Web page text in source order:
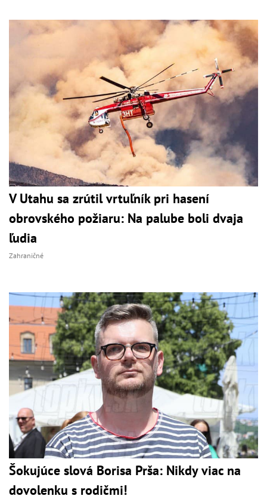
V Utahu sa zrútil vrtuľník pri hasení
obrovského požiaru: Na palube boli dvaja
ľudia
Zahraničné
Šokujúce slová Borisa Prša: Nikdy viac na
dovolenku s rodičmi!